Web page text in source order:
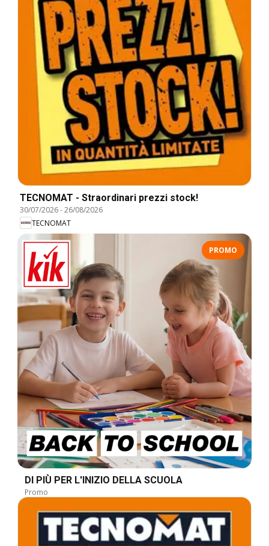
TECNOMAT - Straordinari prezzi stock!
30/07/2026-26/08/2026
TECNOMAT
PROMO
DI PIÙ PER L'INIZIO DELLA SCUOLA
Promo